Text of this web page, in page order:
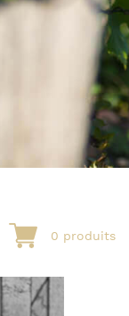
0 produits